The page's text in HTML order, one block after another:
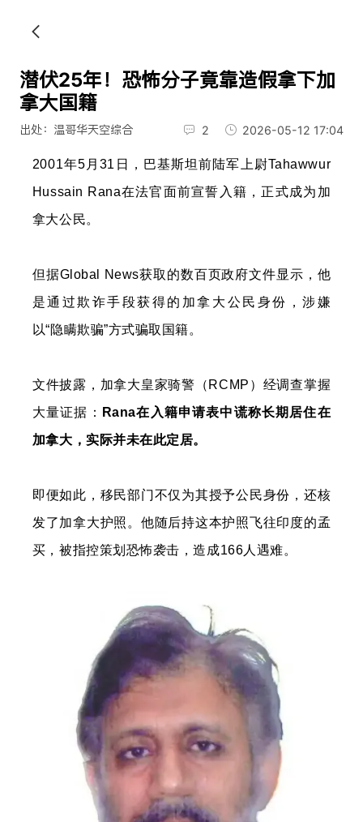
潜伏25年！恐怖分子竟靠造假拿下加
拿大国籍
出处：温哥华天空综合 2 2026-05-12 17:04
2001年5月31日，巴基斯坦前陆军上尉Tahawwur
Hussain Rana在法官面前宣誓入籍，正式成为加
拿大公民。
但据Global News获取的数百页政府文件显示，他
是通过欺诈手段获得的加拿大公民身份，涉嫌
以“隐瞒欺骗”方式骗取国籍。
文件披露，加拿大皇家骑警（RCMP）经调查掌握
大量证据：
Rana在入籍申请表中谎称长期居住在
加拿大，实际并未在此定居。
即便如此，移民部门不仅为其授予公民身份，还核
发了加拿大护照。他随后持这本护照飞往印度的孟
买，被指控策划恐怖袭击，造成166人遇难。